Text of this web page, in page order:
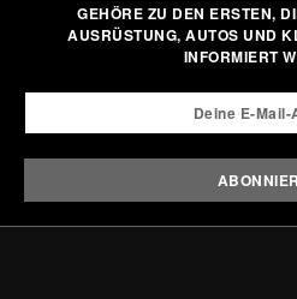
GEHÖRE ZU DEN ERSTEN,
AUSRÜSTUNG, AUTOS UND
INFORMIERT